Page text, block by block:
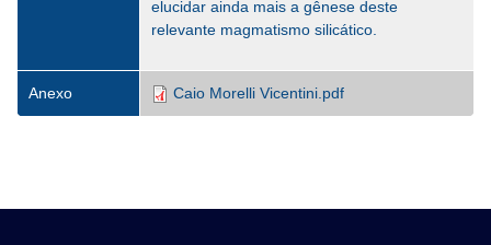
elucidar ainda mais a gênese deste
relevante magmatismo silicático.
Anexo Caio Morelli Vicentini.pdf